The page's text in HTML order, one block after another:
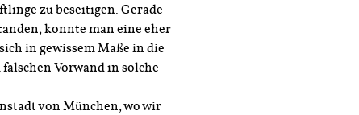
zu beseitigen. Gerade
konnte man eine eher
in gewissem Maße in die
Vorwand in solche
von München, wo wir